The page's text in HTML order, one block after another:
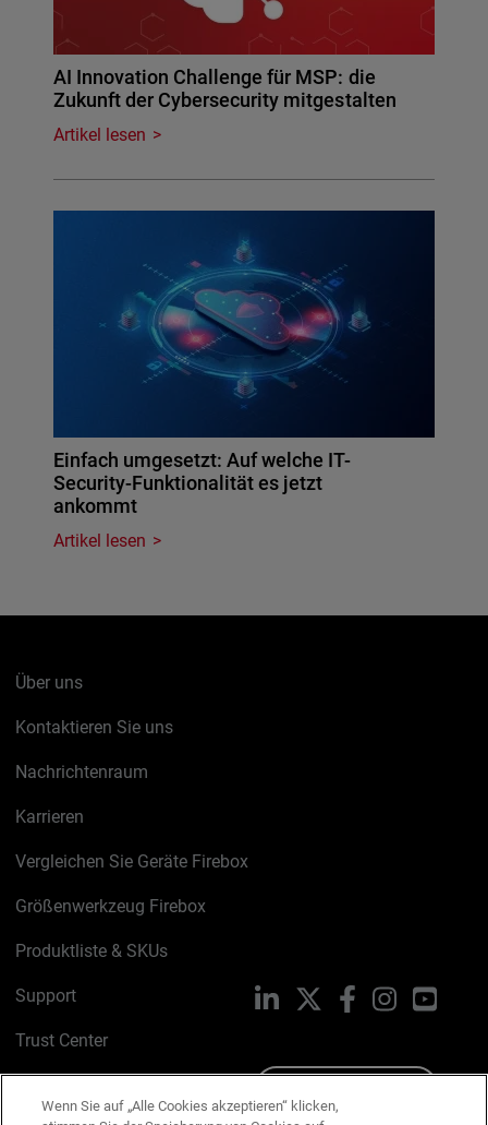
AI Innovation Challenge für MSP: die
Zukunft der Cybersecurity mitgestalten
Artikel lesen
Einfach umgesetzt: Auf welche IT-
Security-Funktionalität es jetzt
ankommt
Artikel lesen
Über uns
Kontaktieren Sie uns
Nachrichtenraum
Karrieren
Vergleichen Sie Geräte Firebox
Größenwerkzeug Firebox
Produktliste & SKUs
Support
Trust Center
LinkedIn FacebookInstagram
Wenn Sie auf „Alle Cookies akzeptieren“ klicken,